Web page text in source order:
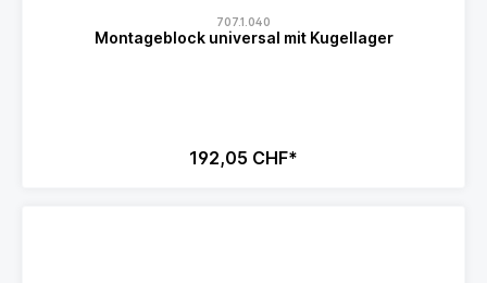
707.1.040
Montageblock universal mit Kugellager
192,05 CHF*